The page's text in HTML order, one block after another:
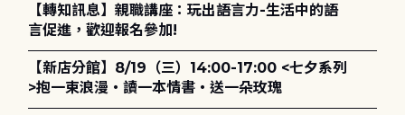
【轉知訊息】親職講座：玩出語言力-生活中的語
言促進，歡迎報名參加!
【新店分館】8/19（三）14:00-17:00 <七夕系列
>抱一束浪漫・讀一本情書・送一朵玫瑰